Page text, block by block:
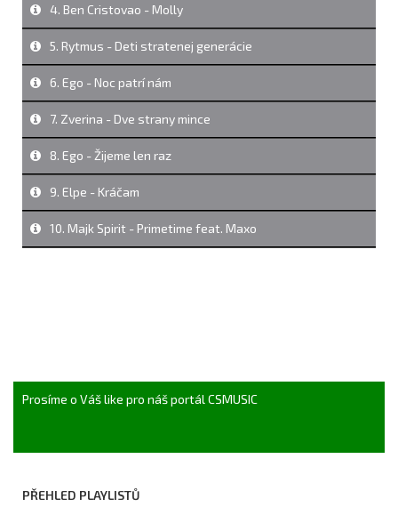
4. Ben Cristovao - Molly
5. Rytmus - Deti stratenej generácie
6. Ego - Noc patrí nám
7. Zverina - Dve strany mince
8. Ego - Žijeme len raz
9. Elpe - Kráčam
10. Majk Spirit - Primetime feat. Maxo
Prosíme o Váš like pro náš portál CSMUSIC
PŘEHLED PLAYLISTŮ